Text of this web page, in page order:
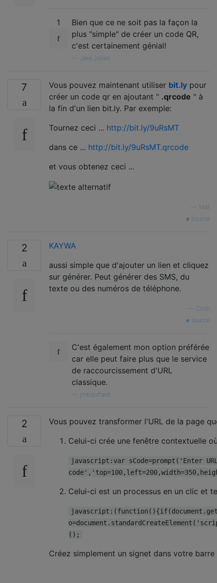
1
Bien que ce ne soit pas la façon la
plus "simple" de créer un code QR,
c'est certainement génial!
Jere.Jones
7 Vous pouvez maintenant utiliser bit.ly pour
créer un code qr en ajoutant " .qrcode " à
la fin d'un lien bit.ly. Par exemple:
Tournez ceci ... http://bit.ly/9uRsMT
dans ce ... http://bit.ly/9uRsMT.qrcode
et vous obtenez ceci ...
Mat
source
2
KAYWA
aussi simple que d'ajouter un lien et cliquez
sur générer. Peut générer des SMS, du
texte ou des numéros de téléphone.
Cristi
source
C'est également mon option préférée
car elle peut faire plus que le service
de raccourcissement d'URL
classique.
jmbouffard
2
Vous pouvez transformer l'URL de la page
Celui-ci crée une fenêtre contextuelle
javascript:var sCode=prompt('Enter
Celui-ci est un processus en un clic et
();
Créez simplement un signet dans votre